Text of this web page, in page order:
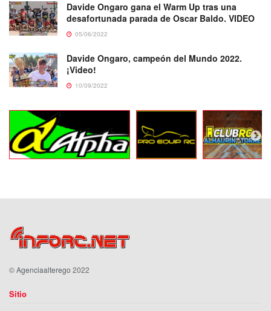
Davide Ongaro gana el Warm Up tras una
desafortunada parada de Oscar Baldo. VIDEO
05/06/2022
Davide Ongaro, campeón del Mundo 2022.
¡Video!
10/09/2022
©Agenciaalterego 2022
Sitio